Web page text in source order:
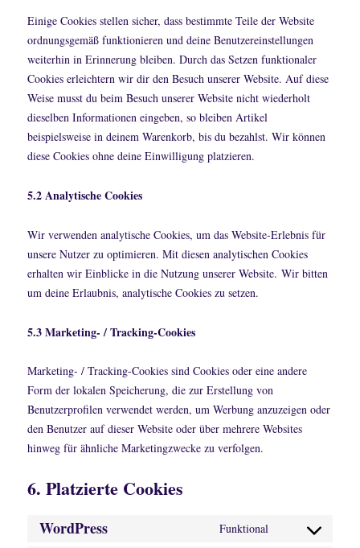
Einige Cookies stellen sicher, dass bestimmte Teile der Website
ordnungsgemäß funktionieren und deine Benutzereinstellungen
weiterhin in Erinnerung bleiben. Durch das Setzen funktionaler
Cookies erleichtern wir dir den Besuch unserer Website. Auf diese
Weise musst du beim Besuch unserer Website nicht wiederholt
dieselben Informationen eingeben, so bleiben Artikel
beispielsweise in deinem Warenkorb, bis du bezahlst. Wir können
diese Cookies ohne deine Einwilligung platzieren.
5.2 Analytische Cookies
Wir verwenden analytische Cookies, um das Website-Erlebnis für
unsere Nutzer zu optimieren. Mit diesen analytischen Cookies
erhalten wir Einblicke in die Nutzung unserer Website. Wir bitten
um deine Erlaubnis, analytische Cookies zu setzen.
5.3 Marketing- / Tracking-Cookies
Marketing- / Tracking-Cookies sind Cookies oder eine andere
Form der lokalen Speicherung, die zur Erstellung von
Benutzerprofilen verwendet werden, um Werbung anzuzeigen oder
den Benutzer auf dieser Website oder über mehrere Websites
hinweg für ähnliche Marketingzwecke zu verfolgen.
6. Platzierte Cookies
WordPress Funktional
Consent